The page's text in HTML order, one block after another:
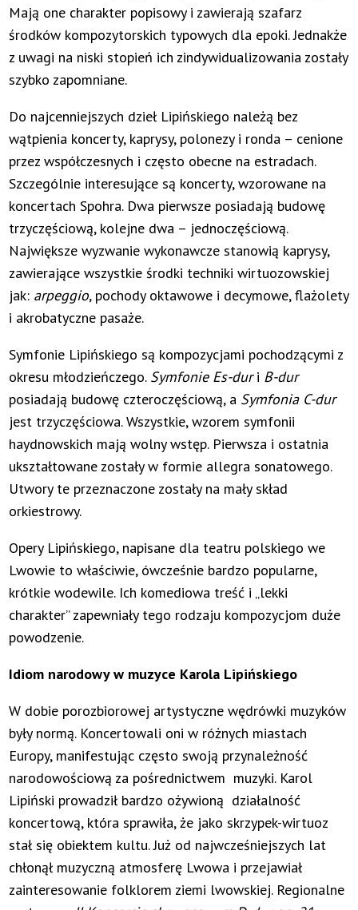
Mają one charakter popisowy i zawierają szafarz
środków kompozytorskich typowych dla epoki. Jednakże
z uwagi na niski stopień ich zindywidualizowania zostały
szybko zapomniane.
Do najcenniejszych dzieł Lipińskiego należą bez
wątpienia koncerty, kaprysy, polonezy i ronda – cenione
przez współczesnych i często obecne na estradach.
Szczególnie interesujące są koncerty, wzorowane na
koncertach Spohra. Dwa pierwsze posiadają budowę
trzyczęściową, kolejne dwa – jednoczęściową.
Największe wyzwanie wykonawcze stanowią kaprysy,
zawierające wszystkie środki techniki wirtuozowskiej
jak: arpeggio, pochody oktawowe i decymowe, flażolety
i akrobatyczne pasaże.
Symfonie Lipińskiego są kompozycjami pochodzącymi z
okresu młodzieńczego. Symfonie Es-duri B-dur
posiadają budowę czteroczęściową, a Symfonia C-dur
jest trzyczęściowa. Wszystkie, wzorem symfonii
haydnowskich mają wolny wstęp. Pierwsza i ostatnia
ukształtowane zostały w formie allegra sonatowego.
Utwory te przeznaczone zostały na mały skład
orkiestrowy.
Opery Lipińskiego, napisane dla teatru polskiego we
Lwowie to właściwie, ówcześnie bardzo popularne,
krótkie wodewile. Ich komediowa treść i „lekki
charakter” zapewniały tego rodzaju kompozycjom duże
powodzenie.
Idiom narodowy w muzyce Karola Lipińskiego
W dobie porozbiorowej artystyczne wędrówki muzyków
były normą. Koncertowali oni w różnych miastach
Europy, manifestując często swoją przynależność
narodowościową za pośrednictwem muzyki. Karol
Lipiński prowadził bardzo ożywioną działalność
koncertową, która sprawiła, że jako skrzypek-wirtuoz
stał się obiektem kultu. Już od najwcześniejszych lat
chłonął muzyczną atmosferę Lwowa i przejawiał
zainteresowanie folklorem ziemi lwowskiej. Regionalne